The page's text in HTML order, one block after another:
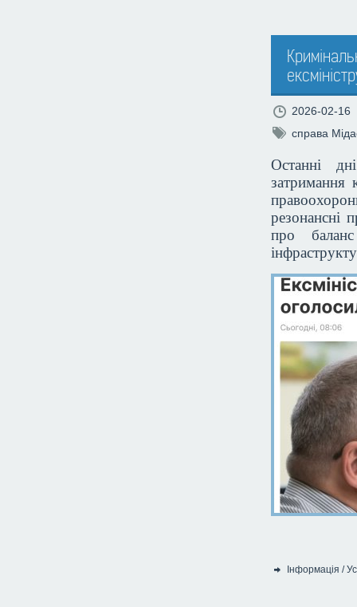
2026-02-16
справа
Останні
затримання
резонансні
про
Інформація /